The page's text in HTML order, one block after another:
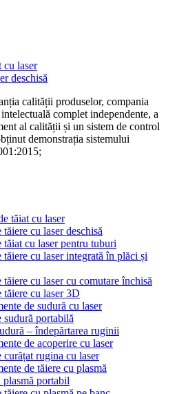
cu laser
deschisă
calității produselor, compania
complet independente, a
al calității și un sistem de control
demonstrația sistemului
tăiat cu laser
cu laser deschisă
tăiat cu laser pentru tuburi
tăiere cu laser integrată în plăci și
tăiere cu laser cu comutare închisă
tăiere cu laser 3D
de sudură cu laser
sudură portabilă
– îndepărtarea ruginii
de acoperire cu laser
curățat rugina cu laser
de tăiere cu plasmă
portabil